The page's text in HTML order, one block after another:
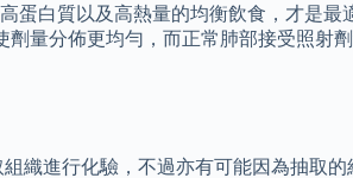
白質以及高熱量的均衡飲食，才是
量分佈更均勻，而正常肺部接受照射
織進行化驗，不過亦有可能因為抽取